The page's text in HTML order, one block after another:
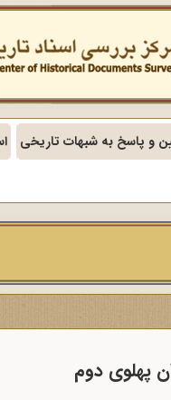
و پاسخ به شبهات تاریخی
پهلوی دوم